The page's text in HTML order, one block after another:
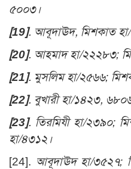
৫০০৩।
[19]. আবূদাঊদ, মিশকাত
[20]. আহমাদ হা/২২২৮৩;
[21]. মুসলিম হা/২৫৬৬;
[22]. বুখারী হা/১৪২৩,
[23]. তিরমিযী হা/২৩৯০;
হা/৪৩১২।
[24]. আবূদাঊদ হা/৩৫২৭;